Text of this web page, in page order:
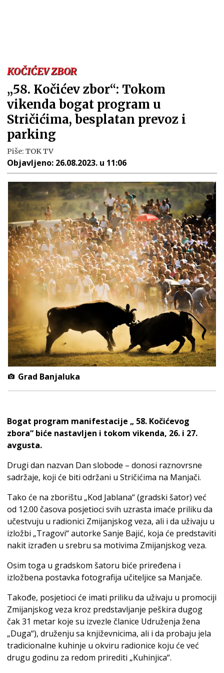
KOČIĆEV ZBOR
„58. Kočićev zbor“: Tokom
vikenda bogat program u
Stričićima, besplatan prevoz i
parking
Piše: TOK TV
Objavljeno: 26.08.2023. u 11:06
Grad Banjaluka
Bogat program manifestacije „ 58. Kočićevog
zbora“ biće nastavljen i tokom vikenda, 26. i 27.
avgusta.
Drugi dan nazvan Dan slobode – donosi raznovrsne
sadržaje, koji će biti održani u Stričićima na Manjači.
Tako će na zborištu „Kod Jablana“ (gradski šator) već
od 12.00 časova posjetioci svih uzrasta imaće priliku da
učestvuju u radionici Zmijanjskog veza, ali i da uživaju u
izložbi „Tragovi“ autorke Sanje Bajić, koja će predstaviti
nakit izrađen u srebru sa motivima Zmijanjskog veza.
Osim toga u gradskom šatoru biće priređena i
izložbena postavka fotografija učiteljice sa Manjače.
Takođe, posjetioci će imati priliku da uživaju u promociji
Zmijanjskog veza kroz predstavljanje peškira dugog
čak 31 metar koje su izvezle članice Udruženja žena
„Duga“), druženju sa književnicima, ali i da probaju jela
tradicionalne kuhinje u okviru radionice koju će već
drugu godinu za redom prirediti „Kuhinjica“.